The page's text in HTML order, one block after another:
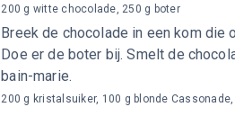
Breek de chocolade in een kom die
Doe er de boter bij. Smelt de
bain-marie.
200 g witte chocolade, 250 g boter
200 g kristalsuiker, 100 g blonde